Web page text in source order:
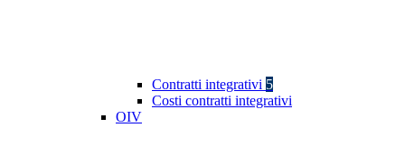
Contratti integrativi 5
Costi contratti integrativi
OIV